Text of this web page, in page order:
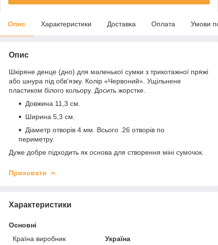
Опис Характеристики Доставка Оплата Умови
Опис
Шкіряне денце (дно) для маленької сумки з трикотажної пряжі
або шнура під обв'язку. Колір «Червоний». Ущільнене
пластиком білого кольору. Досить жорстке.
Довжина 11,3 см.
Ширина 5,3 см.
Діаметр отворів 4 мм. Всього .26 отворів по
периметру.
Дуже добре підходить як основа для створення міні сумочок.
Приховати
Характеристики
Основні
Країна виробник
Україна